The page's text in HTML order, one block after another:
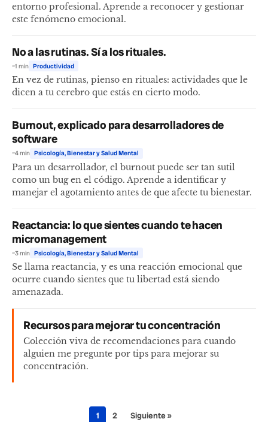
entorno profesional. Aprende a reconocer y gestionar
este fenómeno emocional.
No a las rutinas. Sí a los rituales.
~1 min Productividad
En vez de rutinas, pienso en rituales: actividades que le
dicen a tu cerebro que estás en cierto modo.
Burnout, explicado para desarrolladores de
software
~4 min Psicología, Bienestar y Salud Mental
Para un desarrollador, el burnout puede ser tan sutil
como un bug en el código. Aprende a identificar y
manejar el agotamiento antes de que afecte tu bienestar.
Reactancia: lo que sientes cuando te hacen
micromanagement
~3 min Psicología, Bienestar y Salud Mental
Se llama reactancia, y es una reacción emocional que
ocurre cuando sientes que tu libertad está siendo
amenazada.
Recursos para mejorar tu concentración
Colección viva de recomendaciones para cuando
alguien me pregunte por tips para mejorar su
concentración.
1 2 Siguiente »